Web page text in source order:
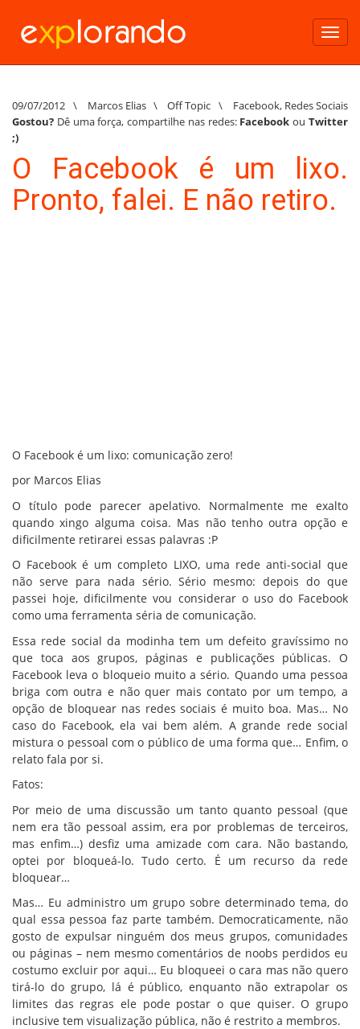
09/07/2012 \ Marcos Elias \ Off Topic \ Facebook, Redes Sociais
Gostou? Dê uma força, compartilhe nas redes: Facebook ouTwitter
;)
O Facebook é um lixo.
Pronto, falei. E não retiro.
O Facebook é um lixo: comunicação zero!
por Marcos Elias
O título pode parecer apelativo. Normalmente me exalto
quando xingo alguma coisa. Mas não tenho outra opção e
dificilmente retirarei essas palavras :P
O Facebook é um completo LIXO, uma rede anti-social que
não serve para nada sério. Sério mesmo: depois do que
passei hoje, dificilmente vou considerar o uso do Facebook
como uma ferramenta séria de comunicação.
Essa rede social da modinha tem um defeito gravíssimo no
que toca aos grupos, páginas e publicações públicas. O
Facebook leva o bloqueio muito a sério. Quando uma pessoa
briga com outra e não quer mais contato por um tempo, a
opção de bloquear nas redes sociais é muito boa. Mas… No
caso do Facebook, ela vai bem além. A grande rede social
mistura o pessoal com o público de uma forma que… Enfim, o
relato fala por si.
Fatos:
Por meio de uma discussão um tanto quanto pessoal (que
nem era tão pessoal assim, era por problemas de terceiros,
mas enfim…) desfiz uma amizade com cara. Não bastando,
optei por bloqueá-lo. Tudo certo. É um recurso da rede
bloquear…
Mas… Eu administro um grupo sobre determinado tema, do
qual essa pessoa faz parte também. Democraticamente, não
gosto de expulsar ninguém dos meus grupos, comunidades
ou páginas – nem mesmo comentários de noobs perdidos eu
costumo excluir por aqui… Eu bloqueei o cara mas não quero
tirá-lo do grupo, lá é público, enquanto não extrapolar os
limites das regras ele pode postar o que quiser. O grupo
inclusive tem visualização pública, não é restrito a membros.